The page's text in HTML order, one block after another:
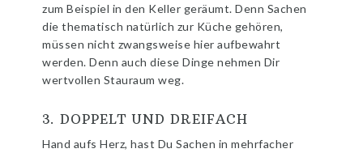
zum Beispiel in den Keller geräumt. Denn Sachen
die thematisch natürlich zur Küche gehören,
müssen nicht zwangsweise hier aufbewahrt
werden. Denn auch diese Dinge nehmen Dir
wertvollen Stauraum weg.
3. DOPPELT UND DREIFACH
Hand aufs Herz, hast Du Sachen in mehrfacher